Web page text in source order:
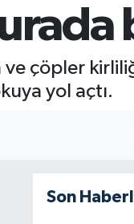
ve çöpler
yol açtı.
Son